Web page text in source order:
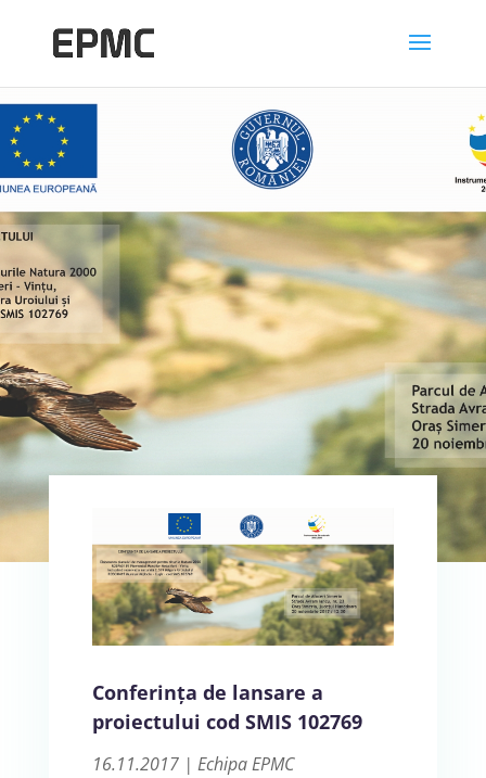
Conferința de lansare a
proiectului cod SMIS 102769
16.11.2017 | Echipa EPMC